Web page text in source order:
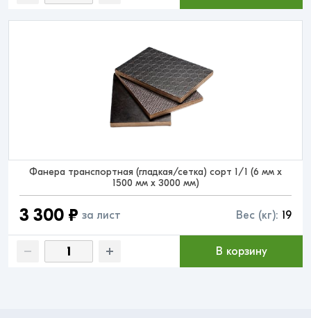
Фанера транспортная (гладкая/сетка) сорт 1/1 (6 мм x
1500 мм x 3000 мм)
3 300 ₽ за лист Вес (кг): 19
В корзину